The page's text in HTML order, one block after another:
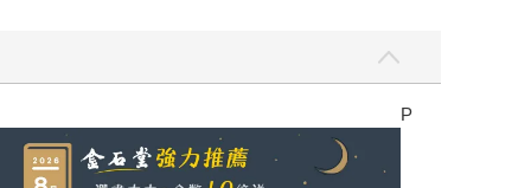
參考書115學年度上學期：早鳥優惠活動、2026/8/23前